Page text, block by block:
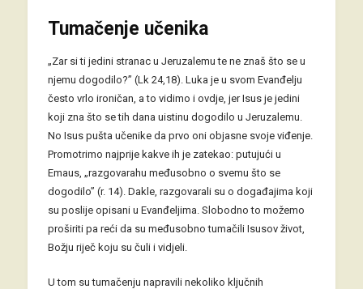
Tumačenje učenika
„Zar si ti jedini stranac u Jeruzalemu te ne znaš što se u
njemu dogodilo?” (Lk 24,18). Luka je u svom Evanđelju
često vrlo ironičan, a to vidimo i ovdje, jer Isus je jedini
koji zna što se tih dana uistinu dogodilo u Jeruzalemu.
No Isus pušta učenike da prvo oni objasne svoje viđenje.
Promotrimo najprije kakve ih je zatekao: putujući u
Emaus, „razgovarahu međusobno o svemu što se
dogodilo” (r. 14). Dakle, razgovarali su o događajima koji
su poslije opisani u Evanđeljima. Slobodno to možemo
proširiti pa reći da su međusobno tumačili Isusov život,
Božju riječ koju su čuli i vidjeli.
U tom su tumačenju napravili nekoliko ključnih